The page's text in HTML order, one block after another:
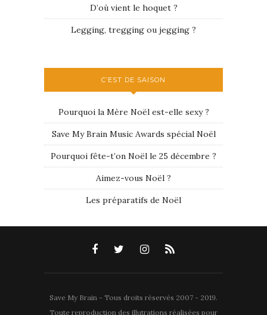
D’où vient le hoquet ?
Legging, tregging ou jegging ?
C’EST DE SAISON
Pourquoi la Mère Noël est-elle sexy ?
Save My Brain Music Awards spécial Noël
Pourquoi fête-t’on Noël le 25 décembre ?
Aimez-vous Noël ?
Les préparatifs de Noël
Save My Brain - Tous droits réservés 2007 - 2019.
Toute reproduction des illutrations réalisées pour